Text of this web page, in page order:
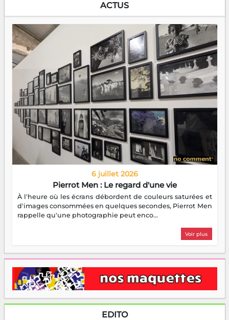
ACTUS
6 juillet 2026
Pierrot Men : Le regard d'une vie
À l'heure où les écrans débordent de couleurs saturées et
d'images consommées en quelques secondes, Pierrot Men
rappelle qu'une photographie peut enco...
Voir plus
EDITO